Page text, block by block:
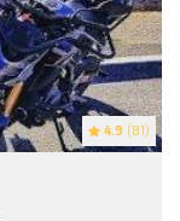
4.9 (81)